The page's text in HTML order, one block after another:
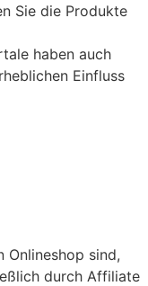
Sie die Produkte
haben auch
Einfluss
Onlineshop sind,
durch Affiliate